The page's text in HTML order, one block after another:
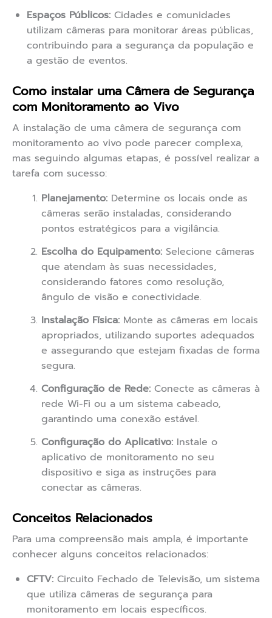
Espaços Públicos: Cidades e comunidades
utilizam câmeras para monitorar áreas públicas,
contribuindo para a segurança da população e
a gestão de eventos.
Como instalar uma Câmera de Segurança
com Monitoramento ao Vivo
A instalação de uma câmera de segurança com
monitoramento ao vivo pode parecer complexa,
mas seguindo algumas etapas, é possível realizar a
tarefa com sucesso:
Planejamento: Determine os locais onde as
câmeras serão instaladas, considerando
pontos estratégicos para a vigilância.
Escolha do Equipamento: Selecione câmeras
que atendam às suas necessidades,
considerando fatores como resolução,
ângulo de visão e conectividade.
Instalação Física: Monte as câmeras em locais
apropriados, utilizando suportes adequados
e assegurando que estejam fixadas de forma
segura.
Configuração de Rede: Conecte as câmeras à
rede Wi-Fi ou a um sistema cabeado,
garantindo uma conexão estável.
Configuração do Aplicativo: Instale o
aplicativo de monitoramento no seu
dispositivo e siga as instruções para
conectar as câmeras.
Conceitos Relacionados
Para uma compreensão mais ampla, é importante
conhecer alguns conceitos relacionados:
CFTV: Circuito Fechado de Televisão, um sistema
que utiliza câmeras de segurança para
monitoramento em locais específicos.